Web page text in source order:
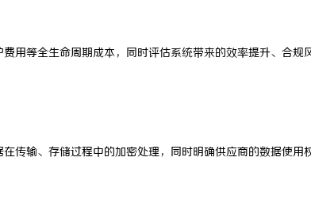
用等全生命周期成本，同时评估系统带来的效率提升、合规
传输、存储过程中的加密处理，同时明确供应商的数据使用